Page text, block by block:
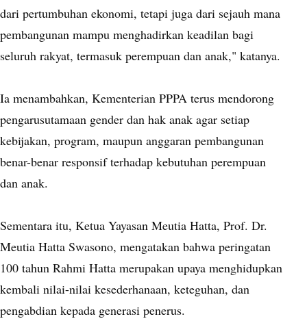
dari pertumbuhan ekonomi, tetapi juga dari sejauh mana
pembangunan mampu menghadirkan keadilan bagi
seluruh rakyat, termasuk perempuan dan anak," katanya.
Ia menambahkan, Kementerian PPPA terus mendorong
pengarusutamaan gender dan hak anak agar setiap
kebijakan, program, maupun anggaran pembangunan
benar-benar responsif terhadap kebutuhan perempuan
dan anak.
Sementara itu, Ketua Yayasan Meutia Hatta, Prof. Dr.
Meutia Hatta Swasono, mengatakan bahwa peringatan
100 tahun Rahmi Hatta merupakan upaya menghidupkan
kembali nilai-nilai kesederhanaan, keteguhan, dan
pengabdian kepada generasi penerus.